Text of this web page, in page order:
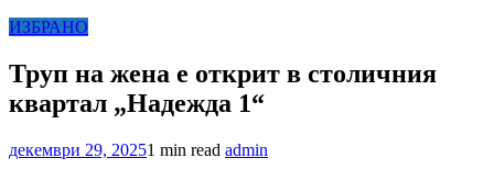
ИЗБРАНО
Труп на жена е открит в столичния
квартал „Надежда 1“
декември 29, 20251 min read admin